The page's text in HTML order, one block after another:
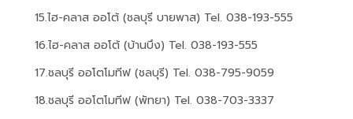
15.ไฮ-คลาส ออโต้ (ชลบุรี บายพาส) Tel. 038-193-555
16.ไฮ-คลาส ออโต้ (บ้านบึง) Tel. 038-193-555
17.ชลบุรี ออโตโมทีฟ (ชลบุรี) Tel. 038-795-9059
18.ชลบุรี ออโตโมทีฟ (พัทยา) Tel. 038-703-3337